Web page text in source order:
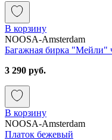
В корзину
NOOSA-Amsterdam
Багажная бирка "Мейли"
3 290 руб.
В корзину
NOOSA-Amsterdam
Платок бежевый